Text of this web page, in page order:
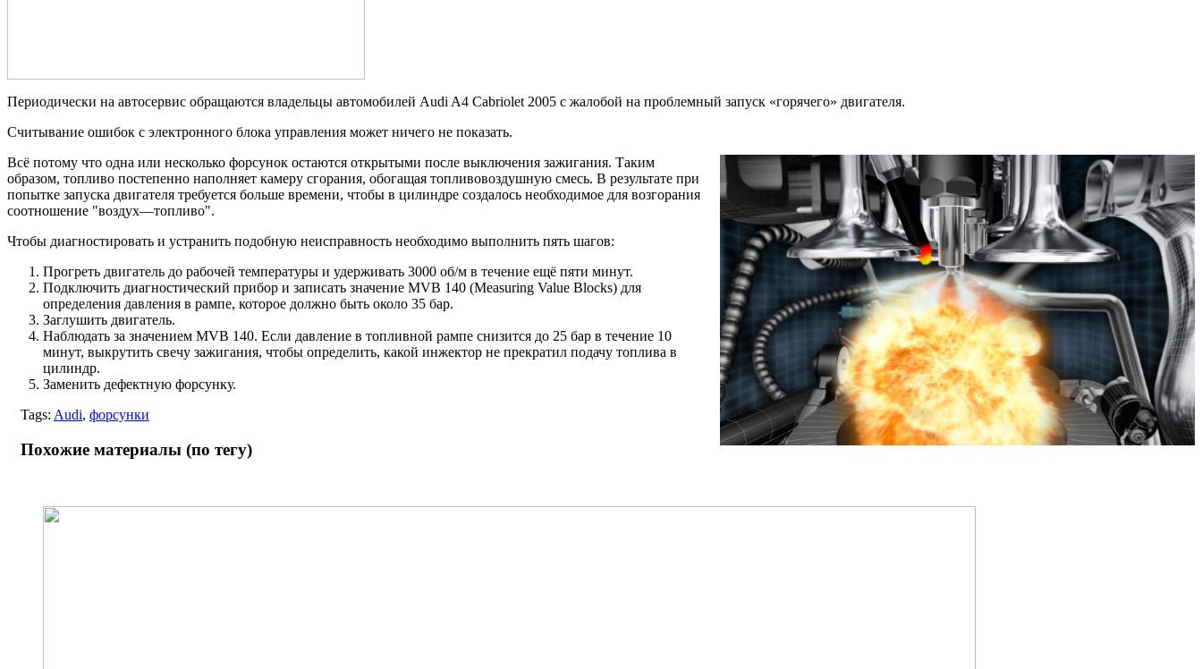
Периодически на автосервис обращаются владельцы автомобилей Audi A4 Cabriolet 2005 с жалобой на проблемный запуск «горячего» двигателя.
Считывание ошибок с электронного блока управления может ничего не показать.
Всё потому что одна или несколько форсунок остаются открытыми после выключения зажигания. Таким
образом, топливо постепенно наполняет камеру сгорания, обогащая топливовоздушную смесь. В результате при
попытке запуска двигателя требуется больше времени, чтобы в цилиндре создалось необходимое для возгорания
соотношение "воздух—топливо".
Чтобы диагностировать и устранить подобную неисправность необходимо выполнить пять шагов:
Прогреть двигатель до рабочей температуры и удерживать 3000 об/м в течение ещё пяти минут.
Подключить диагностический прибор и записать значение MVB 140 (Measuring Value Blocks) для
определения давления в рампе, которое должно быть около 35 бар.
Заглушить двигатель.
Наблюдать за значением MVB 140. Если давление в топливной рампе снизится до 25 бар в течение 10
минут, выкрутить свечу зажигания, чтобы определить, какой инжектор не прекратил подачу топлива в
цилиндр.
Заменить дефектную форсунку.
Tags: Audi, форсунки
Похожие материалы (по тегу)